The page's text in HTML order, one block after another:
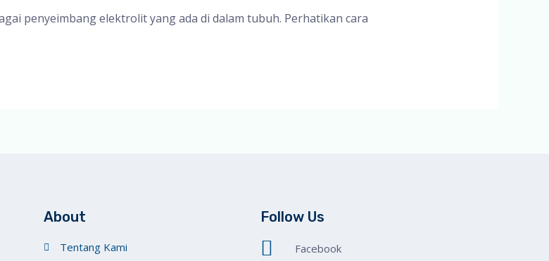
penyeimbang elektrolit yang ada di dalam tubuh. Perhatikan cara
About
Tentang Kami
Follow Us
Facebook